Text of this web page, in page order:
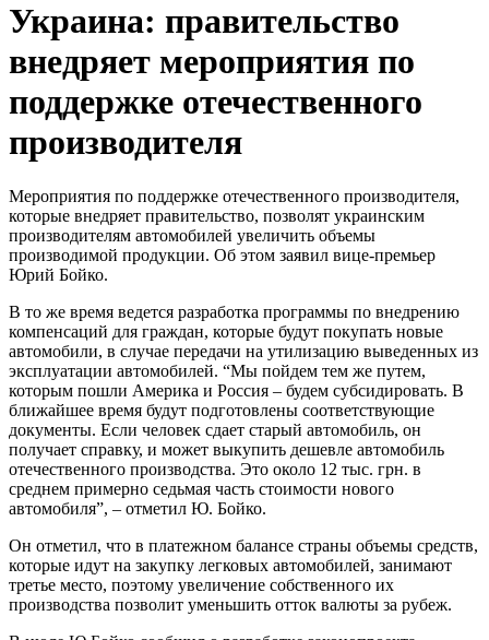
Украина: правительство
внедряет мероприятия по
поддержке отечественного
производителя
Мероприятия по поддержке отечественного производителя,
которые внедряет правительство, позволят украинским
производителям автомобилей увеличить объемы
производимой продукции. Об этом заявил вице-премьер
Юрий Бойко.
В то же время ведется разработка программы по внедрению
компенсаций для граждан, которые будут покупать новые
автомобили, в случае передачи на утилизацию выведенных из
эксплуатации автомобилей. “Мы пойдем тем же путем,
которым пошли Америка и Россия – будем субсидировать. В
ближайшее время будут подготовлены соответствующие
документы. Если человек сдает старый автомобиль, он
получает справку, и может выкупить дешевле автомобиль
отечественного производства. Это около 12 тыс. грн. в
среднем примерно седьмая часть стоимости нового
автомобиля”, – отметил Ю. Бойко.
Он отметил, что в платежном балансе страны объемы средств,
которые идут на закупку легковых автомобилей, занимают
третье место, поэтому увеличение собственного их
производства позволит уменьшить отток валюты за рубеж.